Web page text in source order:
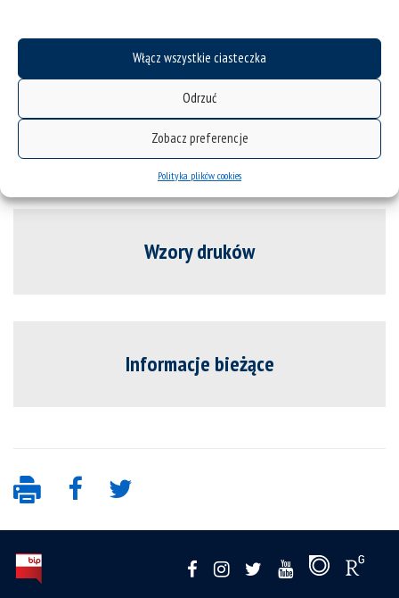
Włącz wszystkie ciasteczka
Odrzuć
Zobacz preferencje
Polityka plików cookies
Kryteria stypendialne
Wzory druków
Informacje bieżące